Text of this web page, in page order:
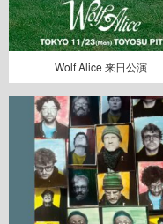
Wolf Alice 来日公演